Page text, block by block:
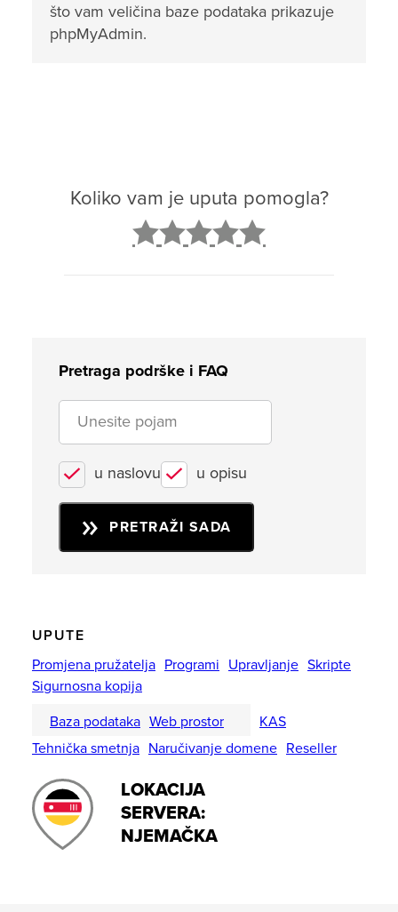
što vam veličina baze podataka prikazuje
phpMyAdmin.
Koliko vam je uputa pomogla?
Pretraga podrške i FAQ
u naslovu u opisu
PRETRAŽI SADA
UPUTE
Promjena pružatelja Programi Upravljanje Skripte
Sigurnosna kopija
Baza podataka Web prostor
KAS
Tehnička smetnja Naručivanje domene Reseller
LOKACIJA
SERVERA:
NJEMAČKA